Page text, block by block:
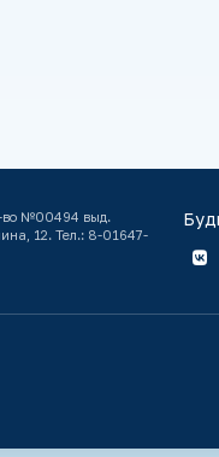
во №00494 выд.
12. Тел.: 8-01647-